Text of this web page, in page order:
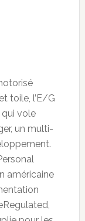
toile, l’E/G
qui vole
un multi-
américaine